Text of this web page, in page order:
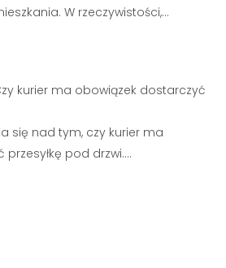
W rzeczywistości,…
kurier ma obowiązek dostarczyć
się nad tym, czy kurier ma
pod drzwi.…